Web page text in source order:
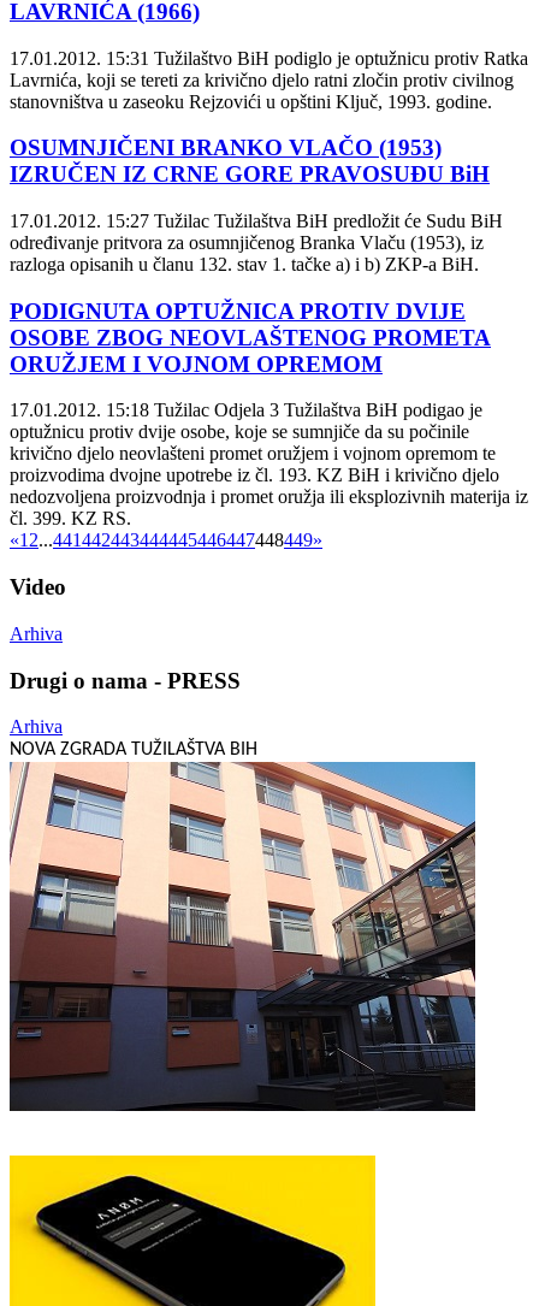
LAVRNIĆA (1966)
17.01.2012. 15:31 Tužilaštvo BiH podiglo je optužnicu protiv Ratka
Lavrnića, koji se tereti za krivično djelo ratni zločin protiv civilnog
stanovništva u zaseoku Rejzovići u opštini Ključ, 1993. godine.
OSUMNJIČENI BRANKO VLAČO (1953)
IZRUČEN IZ CRNE GORE PRAVOSUĐU BiH
17.01.2012. 15:27 Tužilac Tužilaštva BiH predložit će Sudu BiH
određivanje pritvora za osumnjičenog Branka Vlaču (1953), iz
razloga opisanih u članu 132. stav 1. tačke a) i b) ZKP-a BiH.
PODIGNUTA OPTUŽNICA PROTIV DVIJE
OSOBE ZBOG NEOVLAŠTENOG PROMETA
ORUŽJEM I VOJNOM OPREMOM
17.01.2012. 15:18 Tužilac Odjela 3 Tužilaštva BiH podigao je
optužnicu protiv dvije osobe, koje se sumnjiče da su počinile
krivično djelo neovlašteni promet oružjem i vojnom opremom te
proizvodima dvojne upotrebe iz čl. 193. KZ BiH i krivično djelo
nedozvoljena proizvodnja i promet oružja ili eksplozivnih materija iz
čl. 399. KZ RS.
«12...441442443444445446447448449»
Video
Arhiva
Drugi o nama - PRESS
Arhiva
NOVA ZGRADA TUŽILAŠTVA BIH